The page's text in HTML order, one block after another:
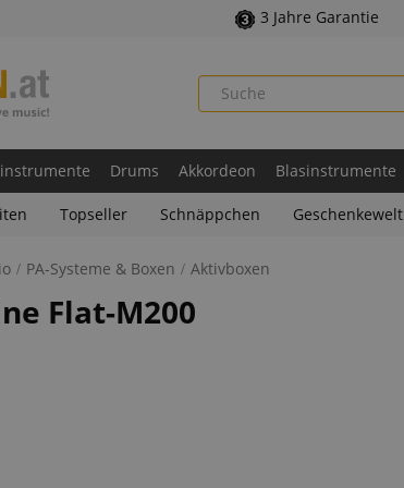
3 Jahre Garantie
Drums Akkordeon Blasinstrumente
Topseller Schnäppchen Geschenkewelt
PA-Systeme & Boxen Aktivboxen
Flat-M200